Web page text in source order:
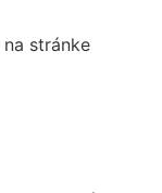
stránke